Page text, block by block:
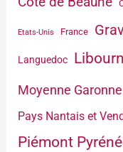
Etats-Unis France
Languedoc
Moyenne Garonne
Pays Nantais et
Piémont